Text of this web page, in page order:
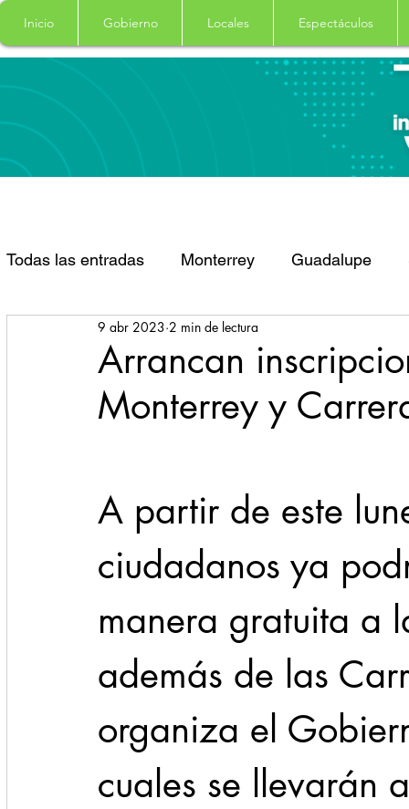
Inicio Gobierno Locales Espectáculos
Todas las entradas Monterrey Guadalupe
Santa Catarina San Pedro Garza Garcia
Espectaculos Clima Principal Salud
1 enero
Arrancan
Monterrey y
9 abr 2023 2 min de lectura
A partir de este
ciudadanos ya
manera gratuita a
además de las
organiza el
cuales se